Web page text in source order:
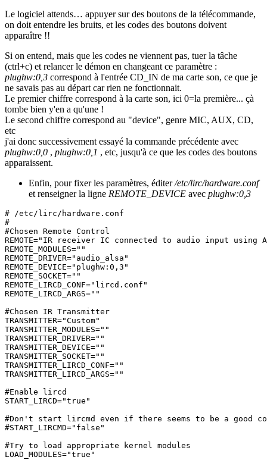
Le logiciel attends… appuyer sur des boutons de la télécommande,
on doit entendre les bruits, et les codes des boutons doivent
apparaître !!
Si on entend, mais que les codes ne viennent pas, tuer la tâche
(ctrl+c) et relancer le démon en changeant ce paramètre :
plughw:0,3 correspond à l'entrée CD_IN de ma carte son, ce que je
ne savais pas au départ car rien ne fonctionnait.
Le premier chiffre correspond à la carte son, ici 0=la première... çà
tombe bien y'en a qu'une !
Le second chiffre correspond au "device", genre MIC, AUX, CD,
etc
j'ai donc successivement essayé la commande précédente avec
plughw:0,0 , plughw:0,1 , etc, jusqu'à ce que les codes des boutons
apparaissent.
Enfin, pour fixer les paramètres, éditer/etc/lirc/hardware.conf
et renseigner la ligne REMOTE_DEVICE avec plughw:0,3
# /etc/lirc/hardware.conf
#
#Chosen Remote Control
REMOTE="IR receiver IC connected to audio input using
REMOTE_MODULES=""
REMOTE_DRIVER="audio_alsa"
REMOTE_DEVICE="plughw:0,3"
REMOTE_SOCKET=""
REMOTE_LIRCD_CONF="lircd.conf"
REMOTE_LIRCD_ARGS=""
#Chosen IR Transmitter
TRANSMITTER="Custom"
TRANSMITTER_MODULES=""
TRANSMITTER_DRIVER=""
TRANSMITTER_DEVICE=""
TRANSMITTER_SOCKET=""
TRANSMITTER_LIRCD_CONF=""
TRANSMITTER_LIRCD_ARGS=""
#Enable lircd
START_LIRCD="true"
#Don't start lircmd even if there seems to be a good
#START_LIRCMD="false"
#Try to load appropriate kernel modules
LOAD_MODULES="true"